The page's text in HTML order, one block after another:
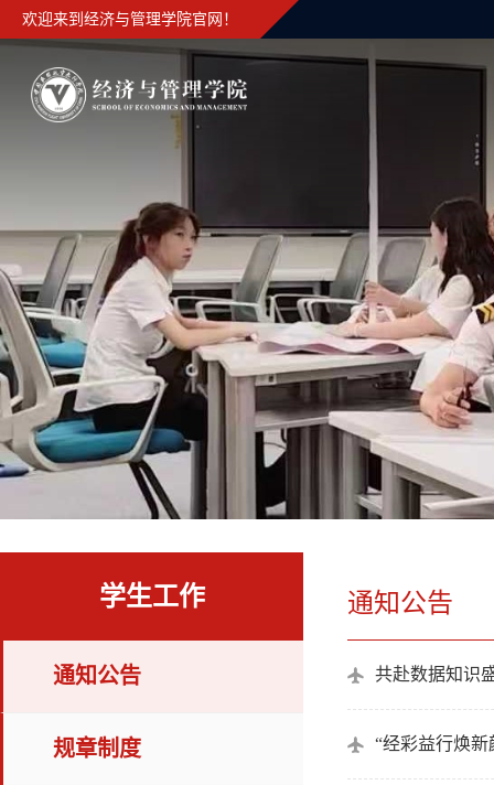
欢迎来到经济与管理学院官网！
学生工作
通知公告
规章制度
通知公告
共赴数据知识
“经彩益行焕